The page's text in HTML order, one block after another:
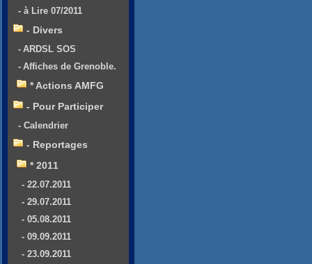
- à Lire 07/2011
- Divers
- ARDSL SOS
- Affiches de Grenoble.
* Actions AMFG
- Pour Participer
- Calendrier
- Reportages
* 2011
- 22.07.2011
- 29.07.2011
- 05.08.2011
- 09.09.2011
- 23.09.2011